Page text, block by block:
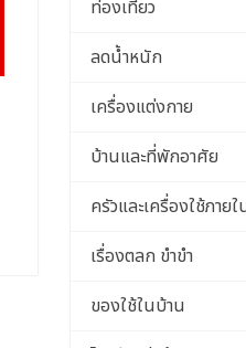
นโยบายกระทรวงศึกษาธิกา
การศึกษา ยิ่งลักษณ์ วิเครา
กระทรวงศึกษาธิการรัฐบา
ท่องเที่ยว
ลดน้ำหนัก
เครื่องแต่งกาย
บ้านและที่พักอาศัย
ครัวและเครื่องใช้ภาย
เรื่องตลก ขำขำ
ของใช้ในบ้าน